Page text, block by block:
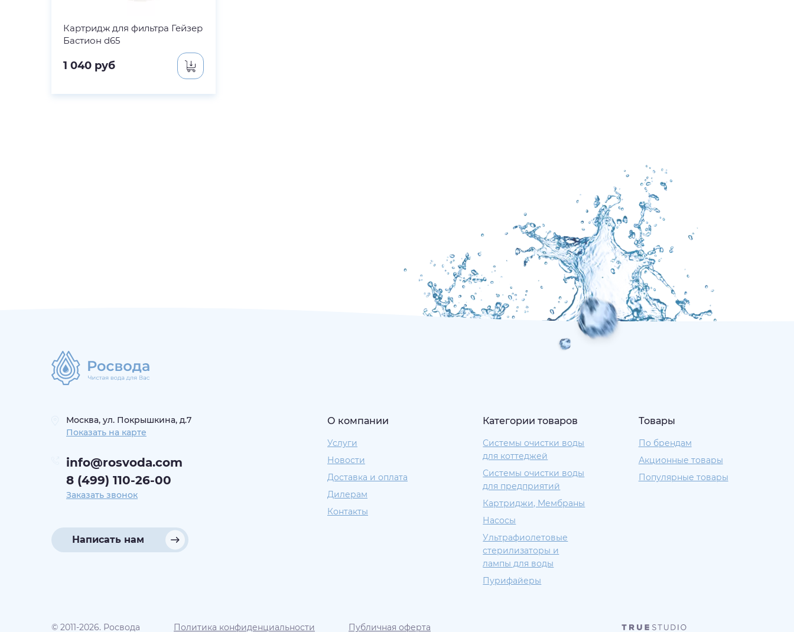
Картридж для фильтра Гейзер
Бастион d65
1 040 руб
Москва, ул. Покрышкина, д.7
Показать на карте
info@rosvoda.com
8 (499) 110-26-00
Заказать звонок
Написать нам
О компании
Услуги
Новости
Доставка и оплата
Дилерам
Контакты
Категории товаров
Системы очистки воды
для коттеджей
Системы очистки воды
для предприятий
Картриджи, Мембраны
Насосы
Ультрафиолетовые
стерилизаторы и
лампы для воды
Пурифайеры
Товары
По брендам
Акционные товары
Популярные товары
© 2011-2026. Росвода Политика конфиденциальности Публичная оферта